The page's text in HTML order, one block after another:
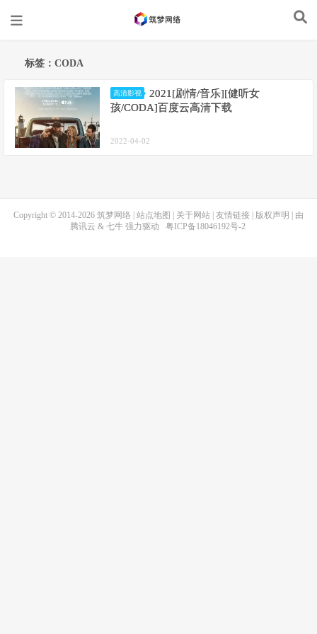
标签：CODA
高清影视
2021[剧情/音乐][健听女
孩/CODA]百度云高清下载
2022-04-02
Copyright © 2014-2026 筑梦网络 站点地图 关于网站 友情链接 版权声明
| 由
腾讯云 & 七牛强力驱动 粤ICP备18046192号-2